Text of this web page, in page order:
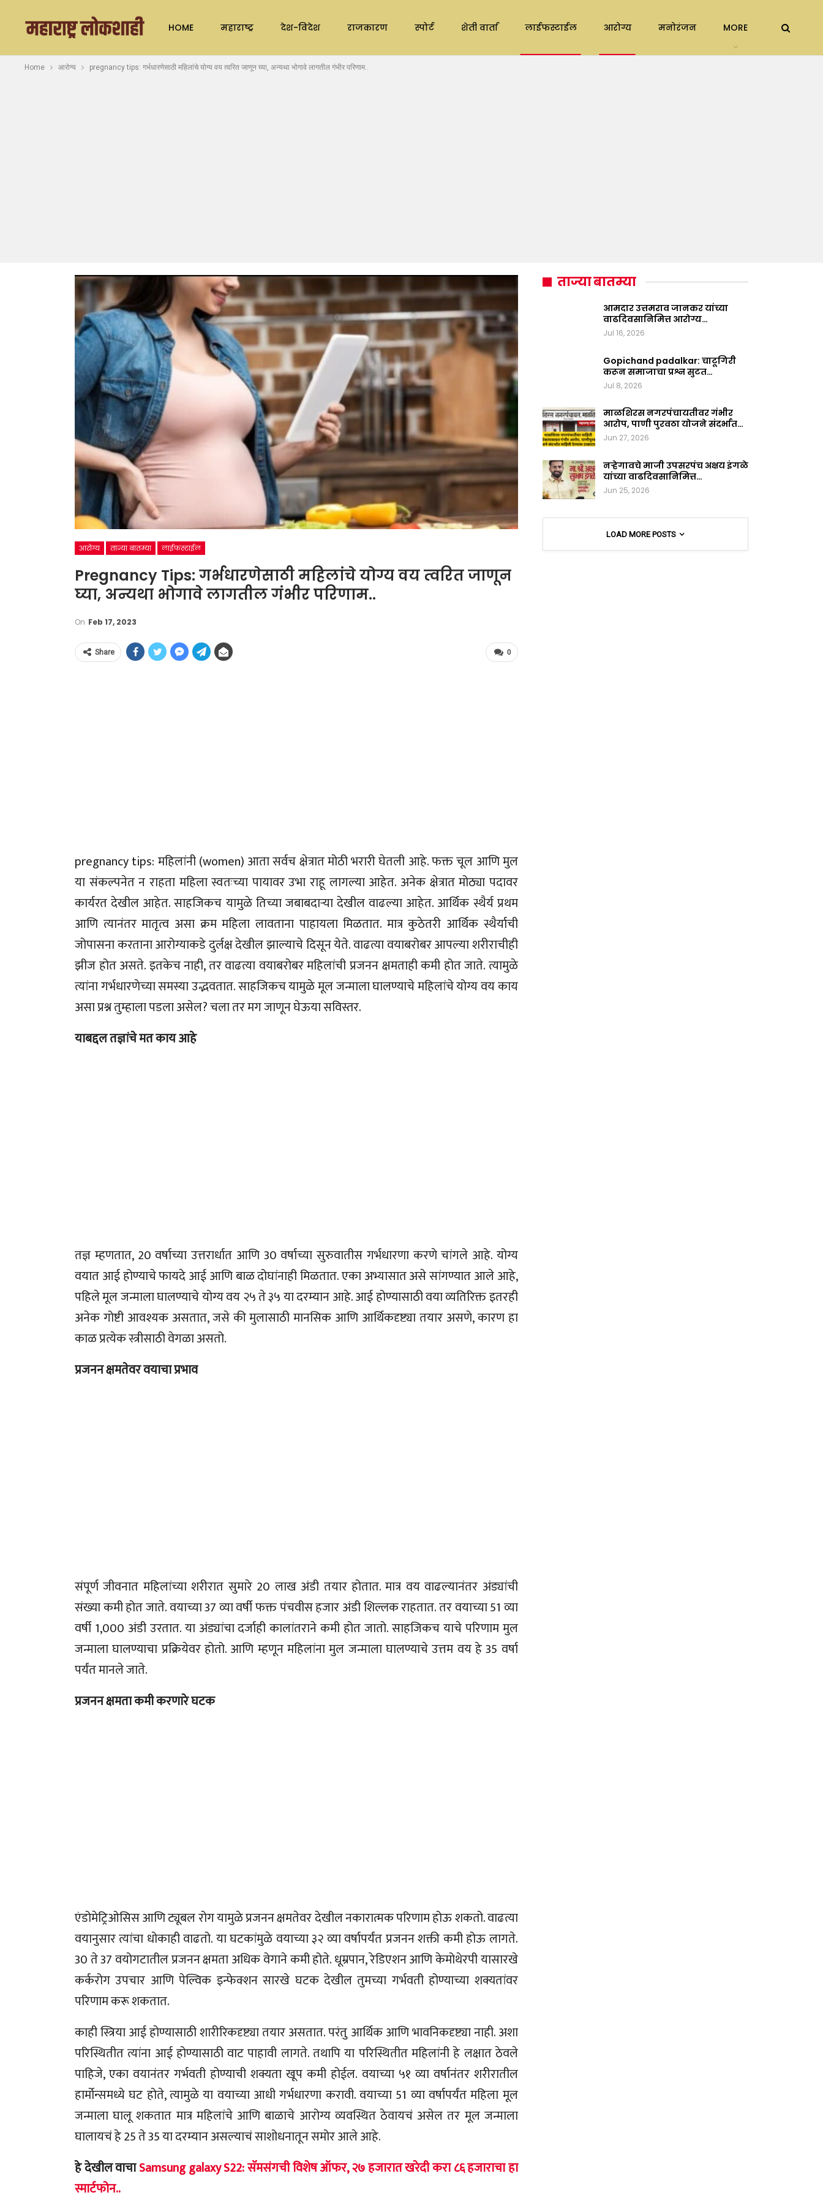
HOME महाराष्ट्र देश-विदेश राजकारण स्पोर्ट शेती वार्ता लाईफस्टाईल आरोग्य मनोरंजन MORE
Home आरोग्य pregnancy tips: गर्भधारणेसाठी महिलांचे योग्य वय त्वरित जाणून घ्या, अन्यथा भोगावे लागतील गंभीर परिणाम..
आरोग्य ताज्या बातम्या लाईफस्टाईल
Pregnancy Tips: गर्भधारणेसाठी महिलांचे योग्य वय त्वरित जाणून
घ्या, अन्यथा भोगावे लागतील गंभीर परिणाम..
On Feb 17, 2023
0
Share
pregnancy tips: महिलांनी (women) आता सर्वच क्षेत्रात मोठी भरारी घेतली आहे. फक्त चूल आणि मुल
या संकल्पनेत न राहता महिला स्वतःच्या पायावर उभा राहू लागल्या आहेत. अनेक क्षेत्रात मोठ्या पदावर
कार्यरत देखील आहेत. साहजिकच यामुळे तिच्या जबाबदाऱ्या देखील वाढल्या आहेत. आर्थिक स्थैर्य प्रथम
आणि त्यानंतर मातृत्व असा क्रम महिला लावताना पाहायला मिळतात. मात्र कुठेतरी आर्थिक स्थैर्याची
जोपासना करताना आरोग्याकडे दुर्लक्ष देखील झाल्याचे दिसून येते. वाढत्या वयाबरोबर आपल्या शरीराचीही
झीज होत असते. इतकेच नाही, तर वाढत्या वयाबरोबर महिलांची प्रजनन क्षमताही कमी होत जाते. त्यामुळे
त्यांना गर्भधारणेच्या समस्या उद्भवतात. साहजिकच यामुळे मूल जन्माला घालण्याचे महिलांचे योग्य वय काय
असा प्रश्न तुम्हाला पडला असेल? चला तर मग जाणून घेऊया सविस्तर.
याबद्दल तज्ञांचे मत काय आहे
तज्ञ म्हणतात, 20 वर्षाच्या उत्तरार्धात आणि 30 वर्षाच्या सुरुवातीस गर्भधारणा करणे चांगले आहे. योग्य
वयात आई होण्याचे फायदे आई आणि बाळ दोघांनाही मिळतात. एका अभ्यासात असे सांगण्यात आले आहे,
पहिले मूल जन्माला घालण्याचे योग्य वय २५ ते ३५ या दरम्यान आहे. आई होण्यासाठी वया व्यतिरिक्त इतरही
अनेक गोष्टी आवश्यक असतात, जसे की मुलासाठी मानसिक आणि आर्थिकदृष्ट्या तयार असणे, कारण हा
काळ प्रत्येक स्त्रीसाठी वेगळा असतो.
प्रजनन क्षमतेवर वयाचा प्रभाव
संपूर्ण जीवनात महिलांच्या शरीरात सुमारे 20 लाख अंडी तयार होतात. मात्र वय वाढल्यानंतर अंड्यांची
संख्या कमी होत जाते. वयाच्या 37 व्या वर्षी फक्त पंचवीस हजार अंडी शिल्लक राहतात. तर वयाच्या 51 व्या
वर्षी 1,000 अंडी उरतात. या अंड्यांचा दर्जाही कालांतराने कमी होत जातो. साहजिकच याचे परिणाम मुल
जन्माला घालण्याचा प्रक्रियेवर होतो. आणि म्हणून महिलांना मुल जन्माला घालण्याचे उत्तम वय हे 35 वर्षा
पर्यंत मानले जाते.
प्रजनन क्षमता कमी करणारे घटक
एंडोमेट्रिओसिस आणि ट्यूबल रोग यामुळे प्रजनन क्षमतेवर देखील नकारात्मक परिणाम होऊ शकतो. वाढत्या
वयानुसार त्यांचा धोकाही वाढतो. या घटकांमुळे वयाच्या ३२ व्या वर्षापर्यंत प्रजनन शक्ती कमी होऊ लागते.
30 ते 37 वयोगटातील प्रजनन क्षमता अधिक वेगाने कमी होते. धूम्रपान, रेडिएशन आणि केमोथेरपी यासारखे
कर्करोग उपचार आणि पेल्विक इन्फेक्शन सारखे घटक देखील तुमच्या गर्भवती होण्याच्या शक्यतांवर
परिणाम करू शकतात.
काही स्त्रिया आई होण्यासाठी शारीरिकदृष्ट्या तयार असतात. परंतु आर्थिक आणि भावनिकदृष्ट्या नाही. अशा
परिस्थितीत त्यांना आई होण्यासाठी वाट पाहावी लागते. तथापि या परिस्थितीत महिलांनी हे लक्षात ठेवले
पाहिजे, एका वयानंतर गर्भवती होण्याची शक्यता खूप कमी होईल. वयाच्या ५१ व्या वर्षानंतर शरीरातील
हार्मोन्समध्ये घट होते, त्यामुळे या वयाच्या आधी गर्भधारणा करावी. वयाच्या 51 व्या वर्षापर्यंत महिला मूल
जन्माला घालू शकतात मात्र महिलांचे आणि बाळाचे आरोग्य व्यवस्थित ठेवायचं असेल तर मूल जन्माला
घालायचं हे 25 ते 35 या दरम्यान असल्याचं साशोधनातून समोर आले आहे.
हे देखील वाचाSamsung galaxy S22: सॅमसंगची विशेष ऑफर, २७ हजारात खरेदी करा ८६ हजाराचा हा
स्मार्टफोन..
ताज्या बातम्या
आमदार उत्तमराव जानकर यांच्या
वाढदिवसानिमित्त आरोग्य…
Jul 16, 2026
Gopichand padalkar: चाटूगिरी
करून समाजाचा प्रश्न सुटत…
Jul 8, 2026
माळशिरस नगरपंचायतीवर गंभीर
आरोप, पाणी पुरवठा योजने संदर्भात…
Jun 27, 2026
नऱ्हेगावचे माजी उपसरपंच अक्षय इंगळे
यांच्या वाढदिवसानिमित्त…
Jun 25, 2026
LOAD MORE POSTS